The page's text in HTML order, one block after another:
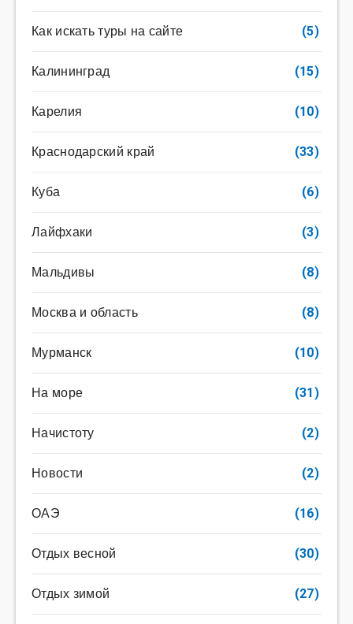
Как искать туры на сайте (5)
Калининград (15)
Карелия (10)
Краснодарский край (33)
Куба (6)
Лайфхаки (3)
Мальдивы (8)
Москва и область (8)
Мурманск (10)
На море (31)
Начистоту (2)
Новости (2)
ОАЭ (16)
Отдых весной (30)
Отдых зимой (27)